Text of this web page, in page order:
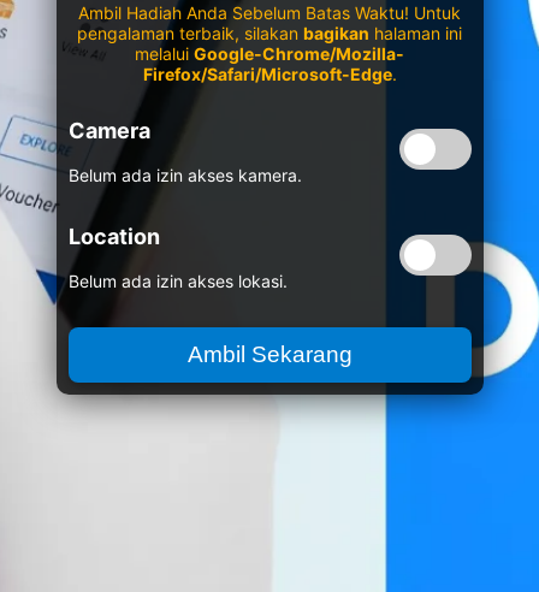
Ambil Hadiah Anda Sebelum Batas Waktu! Untuk
pengalaman terbaik, silakan bagikan halaman ini
melalui Google-Chrome/Mozilla-
Firefox/Safari/Microsoft-Edge.
Camera
Belum ada izin akses kamera.
Location
Belum ada izin akses lokasi.
Ambil Sekarang